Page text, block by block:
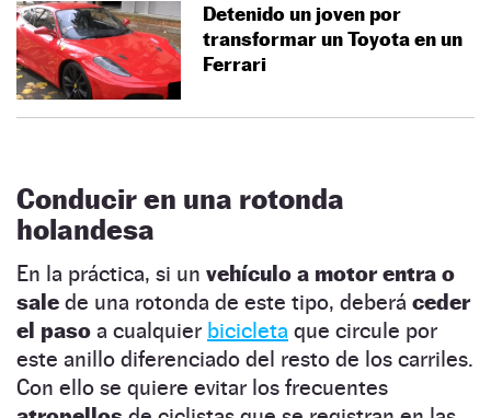
Detenido un joven por
transformar un Toyota en un
Ferrari
Conducir en una rotonda
holandesa
En la práctica, si un vehículo a motor entra o
sale de una rotonda de este tipo, deberá ceder
el paso a cualquier bicicleta que circule por
este anillo diferenciado del resto de los carriles.
Con ello se quiere evitar los frecuentes